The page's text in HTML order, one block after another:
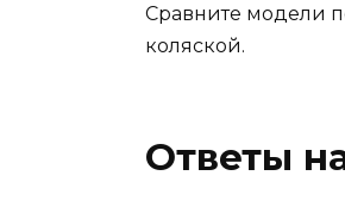
Сравните модели
коляской.
Ответы